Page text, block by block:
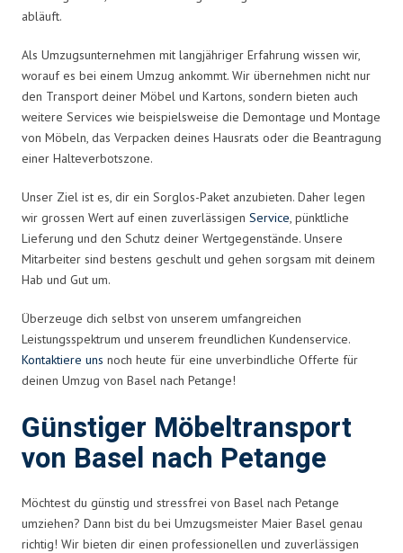
abläuft.
Als Umzugsunternehmen mit langjähriger Erfahrung wissen wir,
worauf es bei einem Umzug ankommt. Wir übernehmen nicht nur
den Transport deiner Möbel und Kartons, sondern bieten auch
weitere Services wie beispielsweise die Demontage und Montage
von Möbeln, das Verpacken deines Hausrats oder die Beantragung
einer Halteverbotszone.
Unser Ziel ist es, dir ein Sorglos-Paket anzubieten. Daher legen
wir grossen Wert auf einen zuverlässigen Service, pünktliche
Lieferung und den Schutz deiner Wertgegenstände. Unsere
Mitarbeiter sind bestens geschult und gehen sorgsam mit deinem
Hab und Gut um.
Überzeuge dich selbst von unserem umfangreichen
Leistungsspektrum und unserem freundlichen Kundenservice.
Kontaktiere uns noch heute für eine unverbindliche Offerte für
deinen Umzug von Basel nach Petange!
Günstiger Möbeltransport
von Basel nach Petange
Möchtest du günstig und stressfrei von Basel nach Petange
umziehen? Dann bist du bei Umzugsmeister Maier Basel genau
richtig! Wir bieten dir einen professionellen und zuverlässigen